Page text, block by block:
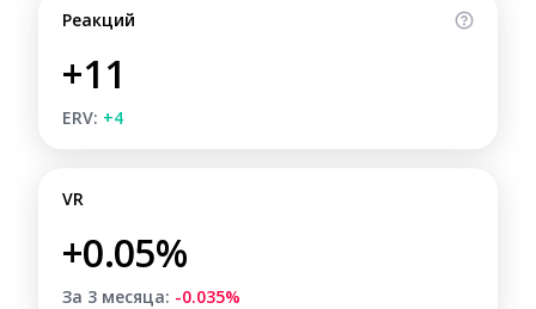
Реакций
+11
ERV: +4
VR
+0.05%
За 3 месяца: -0.035%